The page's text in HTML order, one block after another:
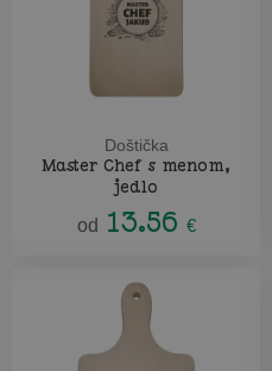
Doštička
Master Chef s menom,
jedlo
od 13.56 €